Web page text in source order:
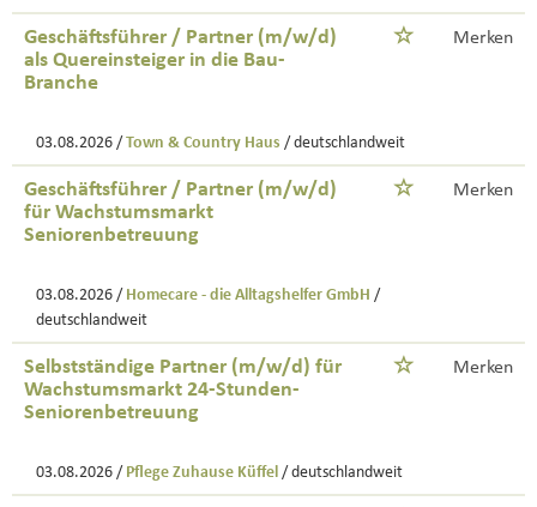
Geschäftsführer / Partner (m/w/d)
als Quereinsteiger in die Bau-
Branche
Merken
03.08.2026 / Town & Country Haus / deutschlandweit
Geschäftsführer / Partner (m/w/d)
für Wachstumsmarkt
Seniorenbetreuung
Merken
03.08.2026 / Homecare - die Alltagshelfer GmbH /
deutschlandweit
Selbstständige Partner (m/w/d) für
Wachstumsmarkt 24-Stunden-
Seniorenbetreuung
Merken
03.08.2026 / Pflege Zuhause Küffel / deutschlandweit